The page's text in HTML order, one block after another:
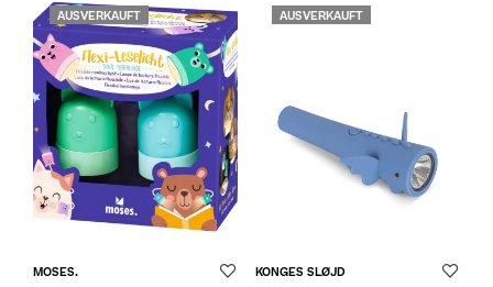
AUSVERKAUFT
MOSES.
AUSVERKAUFT
KONGES SLØJD